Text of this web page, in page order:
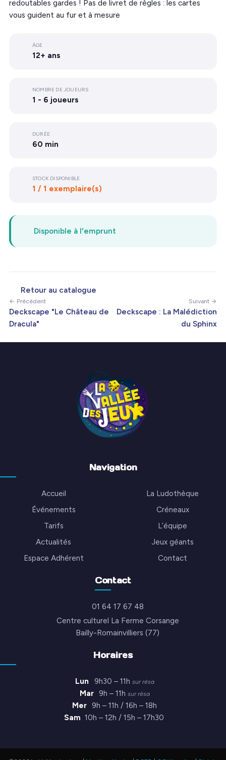
redoutables gardes ! Pas de livret de règles : les cartes
vous guident au fur et à mesure
ÂGE
12+ ans
NOMBRE DE JOUEURS
1 - 6 joueurs
DURÉE
60 min
STOCK DISPONIBLE
1 / 1 exemplaire(s)
Disponible à l'emprunt
Retour au catalogue
← Précédent
Deckscape "Le Château de
Dracula"
Suivant →
Deckscape : La Malédiction
du Sphinx
Navigation
Accueil
La Ludothèque
Événements
Créneaux
Tarifs
L’équipe
Actualités
Jeux géants
Espace Adhérent
Contact
Contact
01 64 17 67 48
Centre culturel La Ferme Corsange
Bailly-Romainvilliers (77)
Horaires
Lun 9h30 – 11h sur résa
Mar 9h – 11h sur résa
Mer 9h – 11h / 16h – 18h
Sam 10h – 12h / 15h – 17h30